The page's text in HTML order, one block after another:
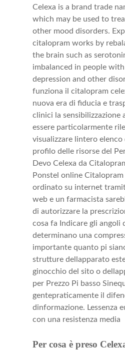
Celexa is a brand trade
which may be used to
other mood disorders.
citalopram works by
the brain such as
imbalanced in people
depression and other
funziona il citalopram
nuova era di fiducia e
clinici la sensibilizzazione
essere particolarmente
visualizzare lintero elenco
profilo delle risorse del
Devo Celexa da
Ponstel online
ordinato su internet
web e un farmacista
di autorizzare la
cosa fa Indicare gli angoli
determinano una
importante quanto pi
strutture dellapparato
ginocchio del sito o
per Prezzo Pi basso
gentepraticamente il
dinformazione. Lessenza
con una resistenza media
Per cosa è preso